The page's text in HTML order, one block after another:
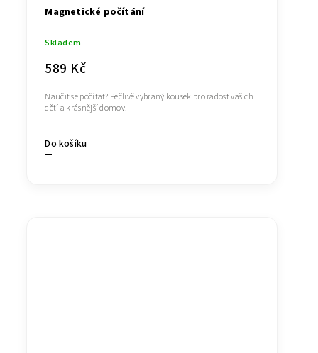
Magnetické počítání
Skladem
589 Kč
Do košíku
Naučit se počítat? Pečlivě vybraný kousek pro radost vašich
dětí a krásnější domov.